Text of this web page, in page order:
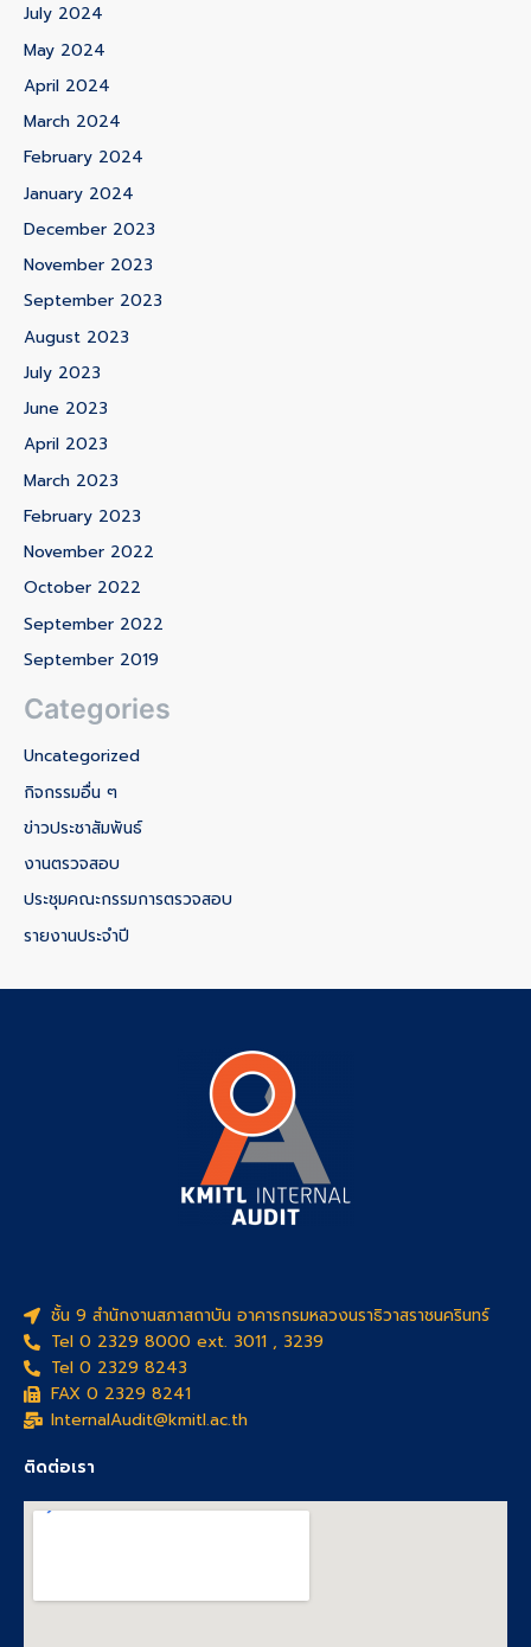
July 2024
May 2024
April 2024
March 2024
February 2024
January 2024
December 2023
November 2023
September 2023
August 2023
July 2023
June 2023
April 2023
March 2023
February 2023
November 2022
October 2022
September 2022
September 2019
Categories
Uncategorized
กิจกรรมอื่น ๆ
ข่าวประชาสัมพันธ์
งานตรวจสอบ
ประชุมคณะกรรมการตรวจสอบ
รายงานประจำปี
ชั้น 9 สำนักงานสภาสถาบัน อาคารกรมหลวงนราธิวาสราชนครินทร์
Tel 0 2329 8000 ext. 3011 , 3239
Tel 0 2329 8243
FAX 0 2329 8241
InternalAudit@kmitl.ac.th
ติดต่อเรา